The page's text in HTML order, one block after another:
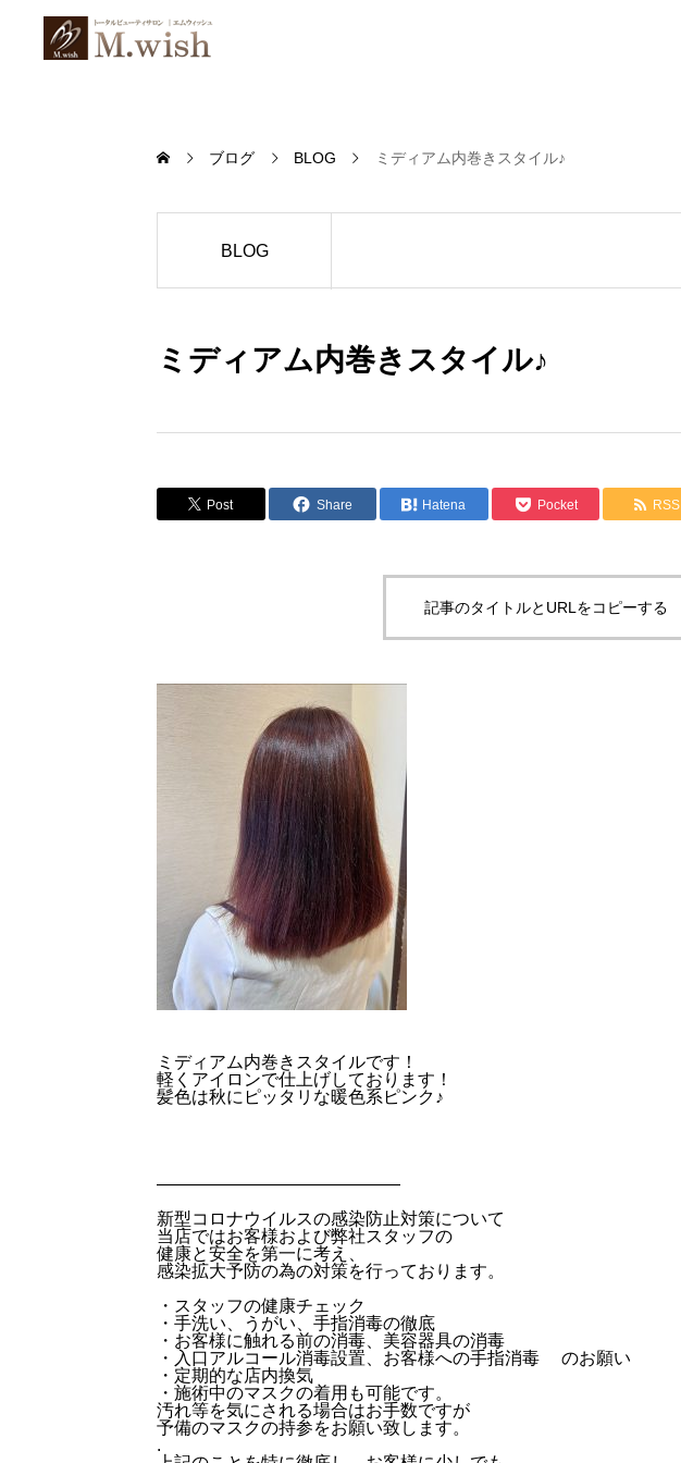
ブログ BLOG ミディアム内巻きスタイル♪
BLOG
ミディアム内巻きスタイル♪
Post Share Hatena Pocket RSS
記事のタイトルとURLをコピーする
ミディアム内巻きスタイルです！
軽くアイロンで仕上げしております！
髪色は秋にピッタリな暖色系ピンク♪
——————————————
新型コロナウイルスの感染防止対策について
当店ではお客様および弊社スタッフの
健康と安全を第一に考え、
感染拡大予防の為の対策を行っております。
・スタッフの健康チェック
・手洗い、うがい、手指消毒の徹底
・お客様に触れる前の消毒、美容器具の消毒
・入口アルコール消毒設置、お客様への手指消毒 のお願い
・定期的な店内換気
・施術中のマスクの着用も可能です。
汚れ等を気にされる場合はお手数ですが
予備のマスクの持参をお願い致します。
.